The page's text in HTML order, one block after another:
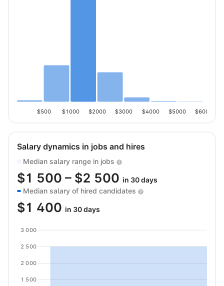
$500 $1000 $2000 $3000 $4000 $5000 $6000
Salary dynamics in jobs and hires
Median salary range in jobs
$1 500 – $2 500 in 30 days
Median salary of hired candidates
$1 400 in 30 days
1 500
2 000
2 500
3 000